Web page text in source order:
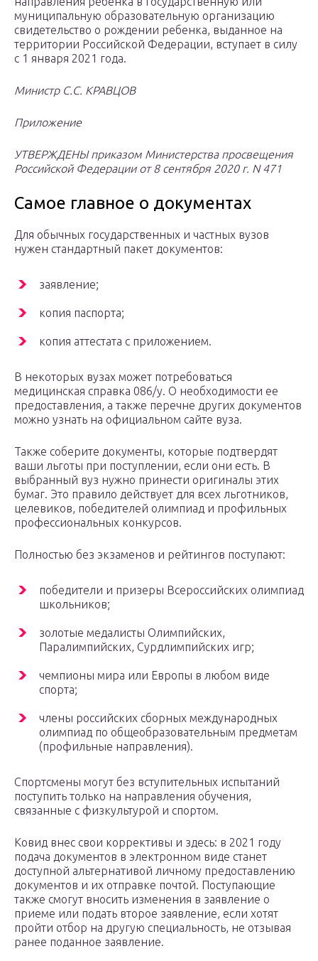
муниципальную образовательную организацию
свидетельство о рождении ребенка, выданное на
территории Российской Федерации, вступает в силу
с 1 января 2021 года.
Министр С.С. КРАВЦОВ
Приложение
УТВЕРЖДЕНЫ приказом Министерства просвещения
Российской Федерации от 8 сентября 2020 г. N 471
Самое главное о документах
Для обычных государственных и частных вузов
нужен стандартный пакет документов:
заявление;
копия паспорта;
копия аттестата с приложением.
В некоторых вузах может потребоваться
медицинская справка 086/у. О необходимости ее
предоставления, а также перечне других документов
можно узнать на официальном сайте вуза.
Также соберите документы, которые подтвердят
ваши льготы при поступлении, если они есть. В
выбранный вуз нужно принести оригиналы этих
бумаг. Это правило действует для всех льготников,
целевиков, победителей олимпиад и профильных
профессиональных конкурсов.
Полностью без экзаменов и рейтингов поступают:
победители и призеры Всероссийских олимпиад
школьников;
золотые медалисты Олимпийских,
Паралимпийских, Сурдлимпийских игр;
чемпионы мира или Европы в любом виде
спорта;
члены российских сборных международных
олимпиад по общеобразовательным предметам
(профильные направления).
Спортсмены могут без вступительных испытаний
поступить только на направления обучения,
связанные с физкультурой и спортом.
Ковид внес свои коррективы и здесь: в 2021 году
подача документов в электронном виде станет
доступной альтернативой личному предоставлению
документов и их отправке почтой. Поступающие
также смогут вносить изменения в заявление о
приеме или подать второе заявление, если хотят
пройти отбор на другую специальность, не отзывая
ранее поданное заявление.